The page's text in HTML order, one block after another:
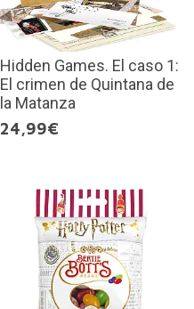
Hidden Games. El caso 1:
El crimen de Quintana de
la Matanza
24,99€